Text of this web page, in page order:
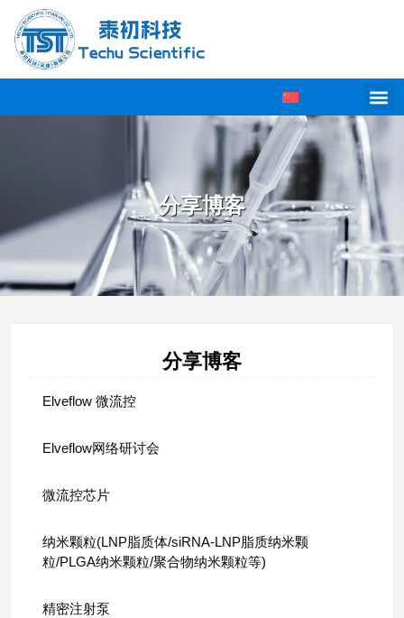
分享博客
分享博客
Elveflow 微流控
Elveflow网络研讨会
微流控芯片
纳米颗粒(LNP脂质体/siRNA-LNP脂质纳米颗
粒/PLGA纳米颗粒/聚合物纳米颗粒等)
精密注射泵